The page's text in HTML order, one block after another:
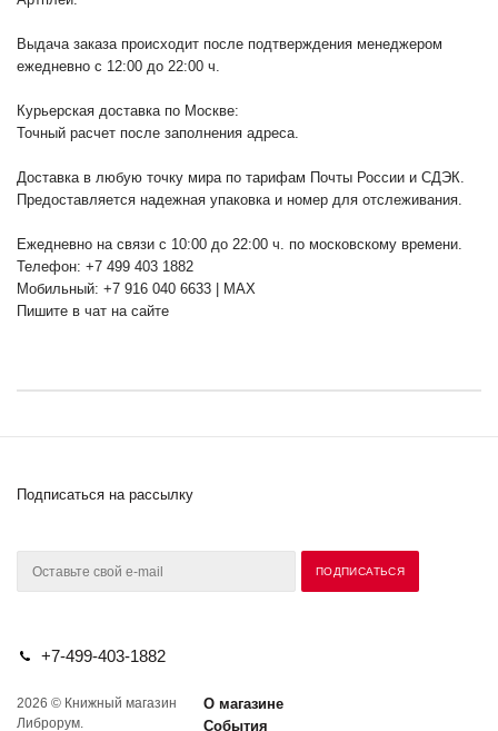
Выдача заказа происходит после подтверждения менеджером
ежедневно с 12:00 до 22:00 ч.
Курьерская доставка по Москве:
Точный расчет после заполнения адреса.
Доставка в любую точку мира по тарифам Почты России и СДЭК.
Предоставляется надежная упаковка и номер для отслеживания.
Ежедневно на связи с 10:00 до 22:00 ч. по московскому времени.
Телефон: +7 499 403 1882
Мобильный: +7 916 040 6633 | MAX
Пишите в чат на сайте
Подписаться на рассылку
+7-499-403-1882
2026 © Книжный магазин
Либрорум.
О магазине
События